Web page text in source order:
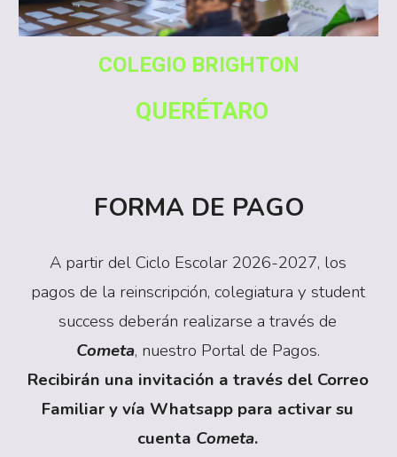
COLEGIO BRIGHTON
QUERÉTARO
FORMA DE PAGO
A partir del Ciclo Escolar 2026-2027, los
pagos de la reinscripción, colegiatura y student
success deberán realizarse a través de
Cometa, nuestro Portal de Pagos.
Recibirán una invitación a través del Correo
Familiar y vía Whatsapp para activar su
cuenta Cometa.